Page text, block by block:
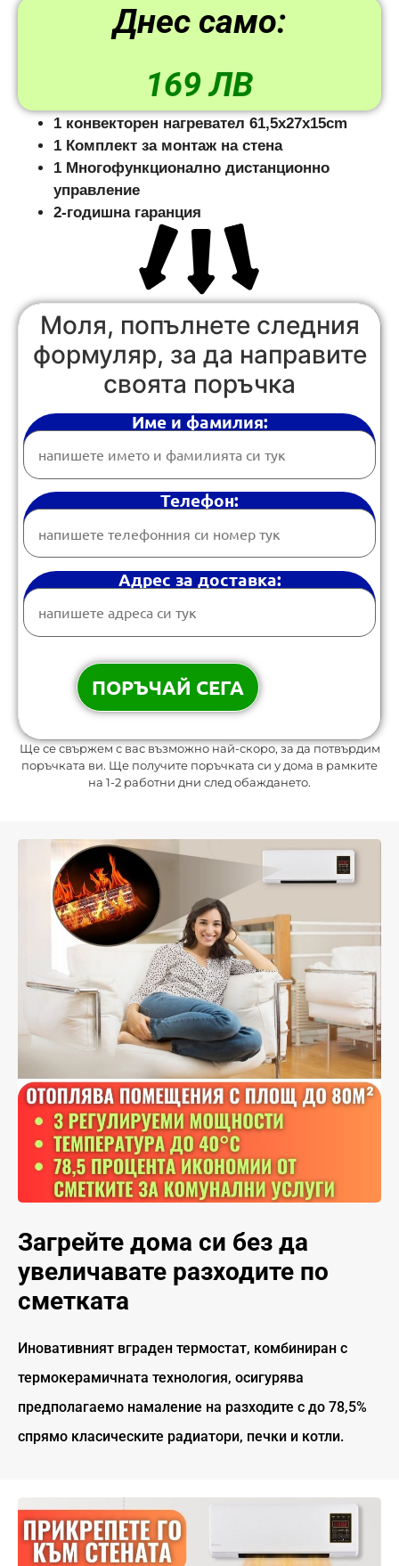
Днес само:
169 ЛВ
1 конвекторен нагревател 61,5x27x15cm
1 Комплект за монтаж на стена
1 Многофункционално дистанционно
управление
2-годишна гаранция
Моля, попълнете следния
формуляр, за да направите
своята поръчка
Име и фамилия:
Телефон:
Адрес за доставка:
Ще се свържем с вас възможно най-скоро, за да потвърдим
поръчката ви. Ще получите поръчката си у дома в рамките
на 1-2 работни дни след обаждането.
Загрейте дома си без да
увеличавате разходите по
сметката
Иновативният вграден термостат, комбиниран с
термокерамичната технология, осигурява
предполагаемо намаление на разходите с до 78,5%
спрямо класическите радиатори, печки и котли.